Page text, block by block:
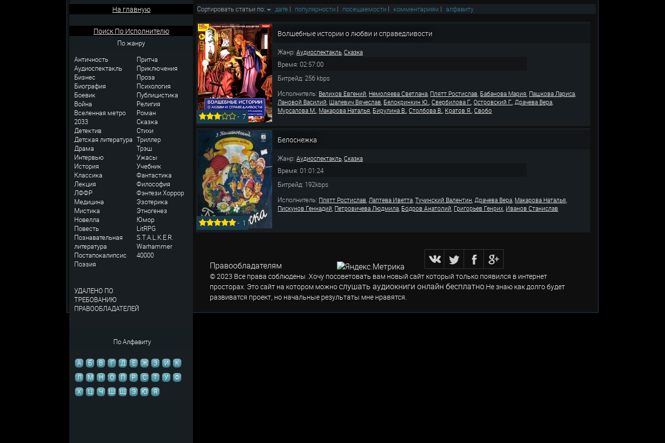
На главную
Поиск По Исполнителю
По жанру
Античность
Аудиоспектакль
Бизнес
Биография
Боевик
Война
Вселенная метро
2033
Детектив
Детская литература
Драма
Интервью
История
Классика
Лекция
ЛФФР
Медицина
Мистика
Новелла
Повесть
Познавательная
литература
Постапокалипсис
Поэзия
УДАЛЕНО ПО
ТРЕБОВАНИЮ
ПРАВООБЛАДАТЕЛЕЙ
Притча
Приключения
Проза
Психология
Публицистика
Религия
Роман
Сказка
Стихи
Триллер
Трэш
Ужасы
Учебник
Фантастика
Философия
ФэнтезиХоррор
Эзотерика
Этногенез
Юмор
LitRPG
S.T.A.L.K.E.R.
Warhammer
40000
По Алфавиту
А Б В Г Д Е Ж З И
К
Л
М Н О П Р С Т У
Ф
Х
Ц Ч Ш Щ Э Ю Я
Сортировать статьи по: дате | популярности | посещаемости | комментариям | алфавиту
-7
Волшебные истории о любви и справедливости
Жанр:Аудиоспектакль,Сказка
Время: 02:57:00
Битрейд: 256 kbps
Исполнитель: Велихов Евгений, Немоляева Светлана, Плятт Ростислав, Бабанова Мария, Пашкова Лариса,
Лановой Василий, Шалевич Вячеслав, Белокринкин Ю. ,Свербилова Г.,Островский Г.,Драчева Вера,
Мурсалова М. , Макарова Наталья, Бирулина В. ,Столбова В. , Кратов Я. ,Свобо
- 1
Белоснежка
Жанр:Аудиоспектакль,Сказка
Время: 01:01:24
Битрейд: 192kbps
Исполнитель: Плятт Ростислав,Лаптева Иветта,Тучинский Валентин,Драчева Вера, Макарова Наталья,
Пискунов Геннадий, Петровичева Людмила, Бодров Анатолий, Григорьев Генрих, Иванов Станислав
Правообладателям
© 2023 Все права соблюдены .Хочу посоветовать вам новый сайт который только появился в интернет
просторах. Это сайт на котором можнослушать аудиокниги онлайн бесплатно.Не знаю как долго будет
развиватся проект, но начальные результаты мне нравятся.